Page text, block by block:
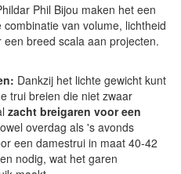
Phil Bijou maken het een
van volume, lichtheid
breed scala aan projecten.
Dankzij het lichte gewicht kunt
trui breien die niet zwaar
zacht breigaren voor een
overdag als 's avonds
een damestrui in maat 40-42
nodig, wat het garen